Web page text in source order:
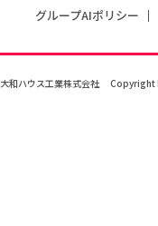
グループAIポリシー
大和ハウス工業株式会社 Copyright